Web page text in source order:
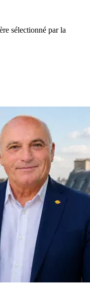
sélectionné par la